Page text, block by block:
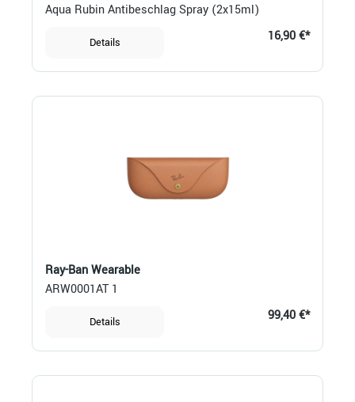
Aqua Rubin Antibeschlag Spray (2x15ml)
Details 16,90 €*
Ray-Ban Wearable
ARW0001AT 1
Details 99,40 €*